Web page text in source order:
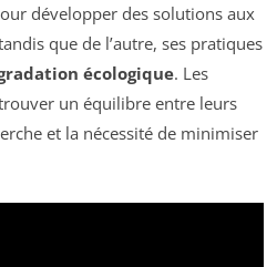
développer des solutions aux
que de l’autre, ses pratiques
écologique. Les
un équilibre entre leurs
et la nécessité de minimiser